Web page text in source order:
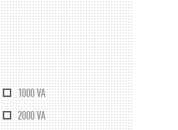
1000 VA
2000 VA